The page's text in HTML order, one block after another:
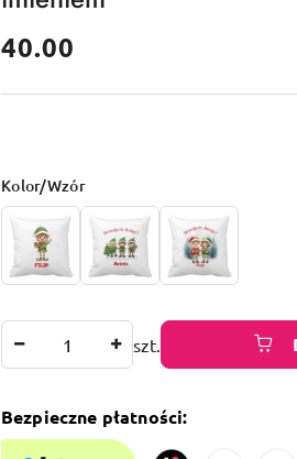
cena:
40.00
Wariant
Kolor/Wzór
szt.
Bezpieczne płatności: